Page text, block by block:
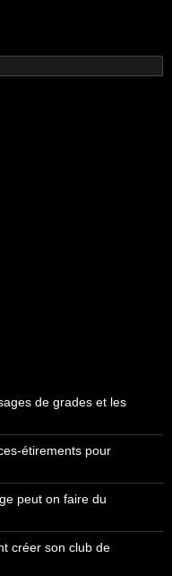
de grades et les
étirements pour
peut on faire du
créer son club de